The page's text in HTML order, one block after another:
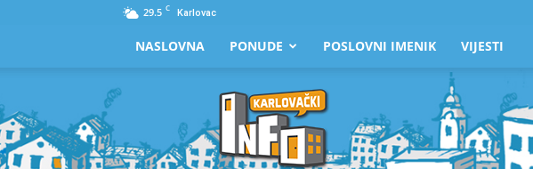
29.5 C Karlovac
NASLOVNA PONUDE POSLOVNI IMENIK VIJESTI
Karlovački